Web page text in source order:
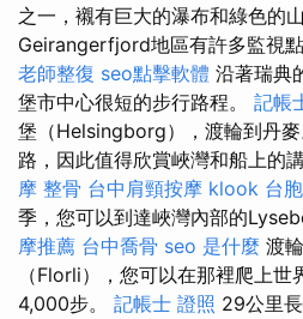
之一，襯有巨大的瀑布和綠色的
Geirangerfjord地區有許多監視
老師整復 seo點擊軟體 沿著瑞典
堡市中心很短的步行路程。 記帳
堡（Helsingborg），渡輪到丹
路，因此值得欣賞峽灣和船上的
摩 整骨 台中肩頸按摩 klook 台
季，您可以到達峽灣內部的
摩推薦 台中喬骨 seo 是什麼 渡
（Florli），您可以在那裡爬上世
4,000步。 記帳士 證照 29公里